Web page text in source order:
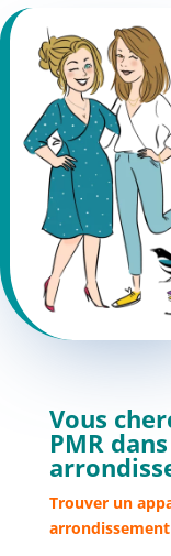
Vous
PMR
Trouver un
arrondissement